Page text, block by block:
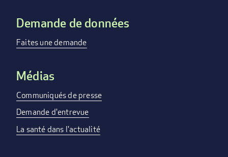
Demande de données
Faites une demande
Médias
Communiqués de presse
Demande d'entrevue
La santé dans l'actualité